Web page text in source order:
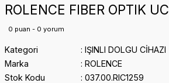
ROLENCE FIBER OPTIK UC
0 puan - 0 yorum
Kategori
IŞINLI DOLGU CİHAZI
Marka
ROLENCE
Stok Kodu
037.00.RIC1259